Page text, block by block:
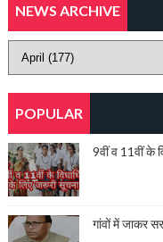
NEWS ARCHIVE
POPULAR
9वीं व 11वीं के
गांवों में जाकर